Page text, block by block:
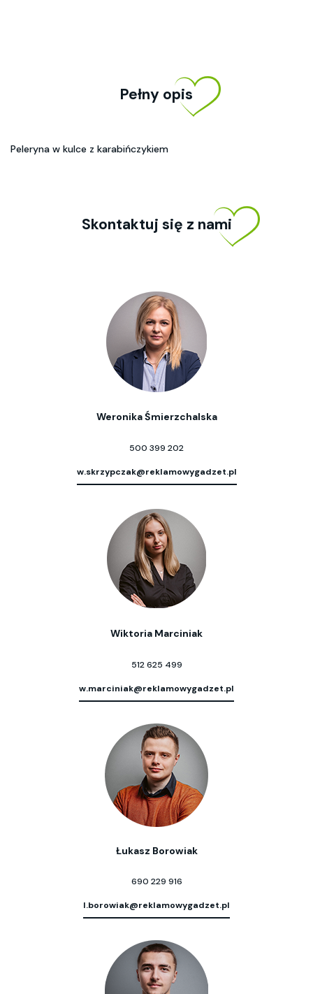
Pełny opis
Peleryna w kulce z karabińczykiem
Skontaktuj się z nami
Weronika Śmierzchalska
500 399 202
w.skrzypczak@reklamowygadzet.pl
Wiktoria Marciniak
512 625 499
w.marciniak@reklamowygadzet.pl
Łukasz Borowiak
690 229 916
l.borowiak@reklamowygadzet.pl